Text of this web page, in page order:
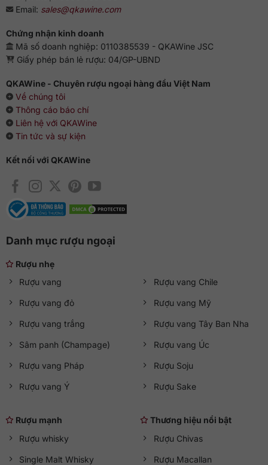
Email: sales@qkawine.com
Chứng nhận kinh doanh
Mã số doanh nghiệp: 0110385539 - QKAWine JSC
Giấy phép bán lẻ rượu: 04/GP-UBND
QKAWine - Chuyên rượu ngoại hàng đầu Việt Nam
Về chúng tôi
Thông cáo báo chí
Liên hệ với QKAWine
Tin tức và sự kiện
Kết nối với QKAWine
Danh mục rượu ngoại
Rượu nhẹ
Rượu vang
Rượu vang đỏ
Rượu vang trắng
Sâm panh (Champage)
Rượu vang Pháp
Rượu vang Ý
Rượu vang Chile
Rượu vang Mỹ
Rượu vang Tây Ban Nha
Rượu vang Úc
Rượu Soju
Rượu Sake
Rượu mạnh
Rượu whisky
Single Malt Whisky
Thương hiệu nổi bật
Rượu Chivas
Rượu Macallan